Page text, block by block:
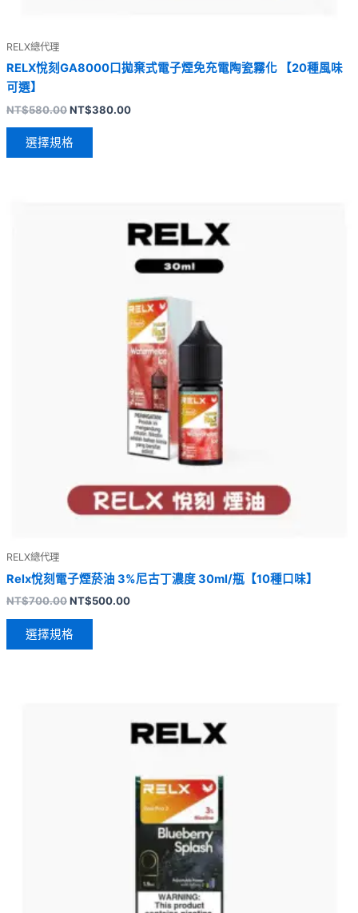
RELX總代理
RELX悅刻GA8000口拋棄式電子煙免充電陶瓷霧化 【20種風味
可選】
NT$580.00NT$380.00
選擇規格
RELX總代理
Relx悅刻電子煙菸油 3%尼古丁濃度 30ml/瓶【10種口味】
NT$700.00NT$500.00
選擇規格